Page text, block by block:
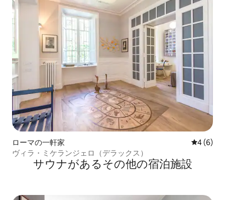
ローマの一軒家 レビュー
4 (6)
ヴィラ・ミケランジェロ（デラックス）
サウナがあるその他の宿泊施設